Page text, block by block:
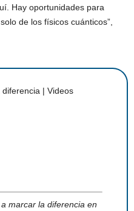
Hay oportunidades para
de los físicos cuánticos”,
| Videos
marcar la diferencia en